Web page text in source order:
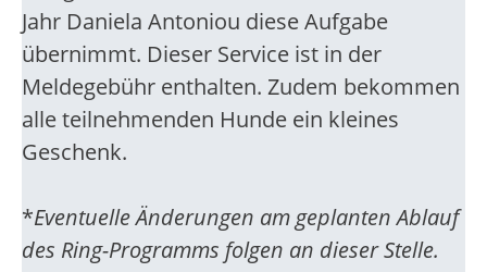
Jahr Daniela Antoniou diese Aufgabe
übernimmt. Dieser Service ist in der
Meldegebühr enthalten. Zudem bekommen
alle teilnehmenden Hunde ein kleines
Geschenk.
*Eventuelle Änderungen am geplanten Ablauf
des Ring-Programms folgen an dieser Stelle.